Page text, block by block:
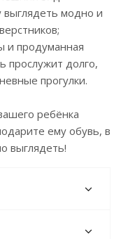
выглядеть модно и
и продуманная
прослужит долго,
прогулки.
ребёнка
ему обувь, в
выглядеть!